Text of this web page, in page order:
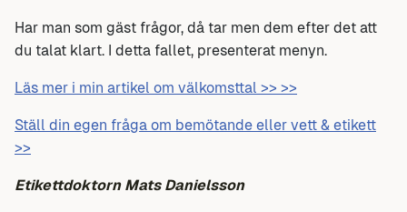
Har man som gäst frågor, då tar men dem efter det att
du talat klart. I detta fallet, presenterat menyn.
Läs mer i min artikel om välkomsttal >> >>
Ställ din egen fråga om bemötande eller vett & etikett
>>
Etikettdoktorn Mats Danielsson